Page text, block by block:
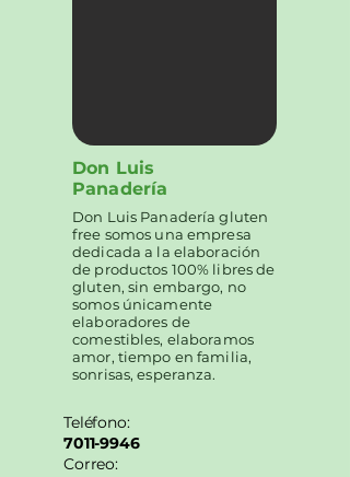
Don Luis
Panadería
Don Luis Panadería gluten
free somos una empresa
dedicada a la elaboración
de productos 100% libres de
gluten, sin embargo, no
somos únicamente
elaboradores de
comestibles, elaboramos
amor, tiempo en familia,
sonrisas, esperanza.
Teléfono:
7011-9946
Correo: